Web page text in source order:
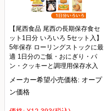
【尾西食品 尾西の長期保存食セ
ット1日分 いろいろ 5セット入】
5年保存 ローリングストックに最
適 1日分のご飯・おにぎり・パ
ン・クッキーと調理用保存水入
メーカー希望小売価格: オープ
ン価格